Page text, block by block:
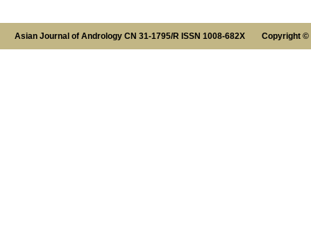
Asian Journal of Andrology CN 31-1795/R ISSN 1008-682X